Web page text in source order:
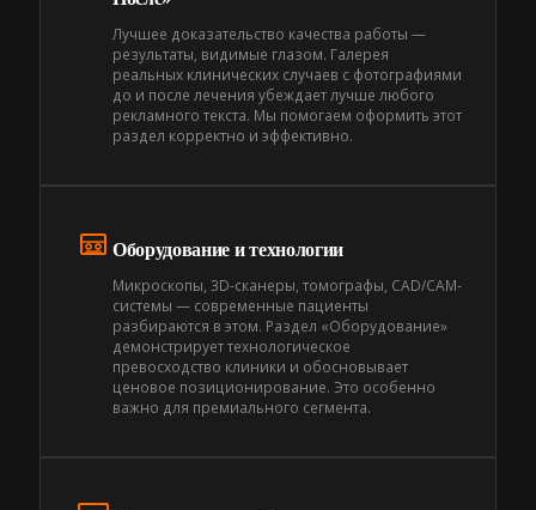
Лучшее доказательство качества работы —
результаты, видимые глазом. Галерея
реальных клинических случаев с фотографиями
до и после лечения убеждает лучше любого
рекламного текста. Мы помогаем оформить этот
раздел корректно и эффективно.
Оборудование и технологии
Микроскопы, 3D-сканеры, томографы, CAD/CAM-
системы — современные пациенты
разбираются в этом. Раздел «Оборудование»
демонстрирует технологическое
превосходство клиники и обосновывает
ценовое позиционирование. Это особенно
важно для премиального сегмента.